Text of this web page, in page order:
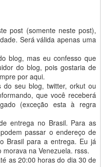
post (somente neste post),
Será válida apenas uma
blog, mas eu confesso que
do blog, pois gostaria de
por aqui.
seu blog, twitter, orkut ou
que você receberá
(exceção esta à regra
entrega no Brasil. Para as
passar o endereço de
Brasil para a entrega. Eu já
na Venezuela. rsss.
as 20:00 horas do dia 30 de